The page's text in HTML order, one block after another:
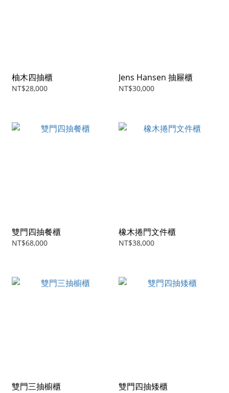
柚木四抽櫃
NT$28,000
Jens Hansen 抽屜櫃
NT$30,000
雙門四抽餐櫃
NT$68,000
橡木捲門文件櫃
NT$38,000
雙門三抽櫥櫃 雙門四抽矮櫃